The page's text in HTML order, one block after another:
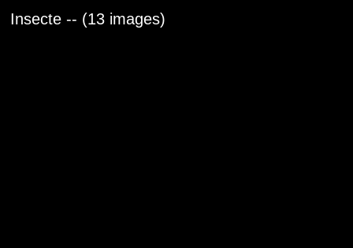
Insecte -- (13 images)